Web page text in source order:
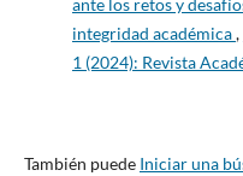
ante los retos y
integridad académica,
1 (2024): Revista
También puede Iniciar una